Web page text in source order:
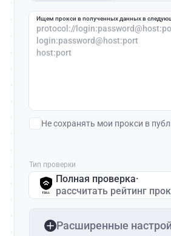
Ищем прокси в полученных данных в
protocol://
login:password@host:port
host:port
Не сохранять мои прокси в
Тип проверки
Полная проверка·
рассчитать рейтинг
Расширенные